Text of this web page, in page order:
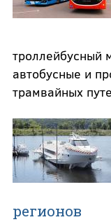
троллейбусный
автобусные и
трамвайных
регионов